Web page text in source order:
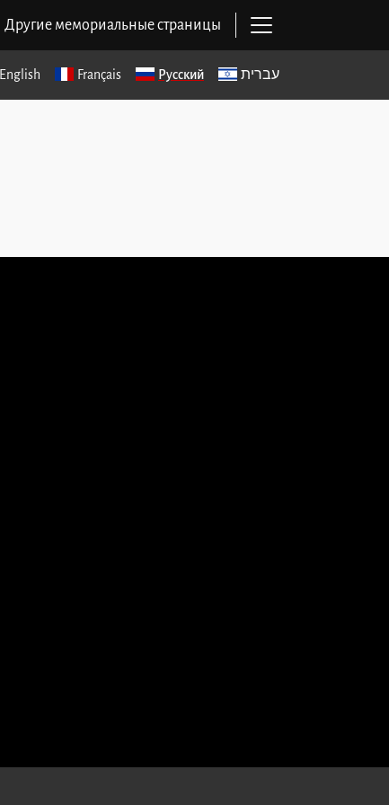
Другие мемориальные страницы
English Français Русский עברית